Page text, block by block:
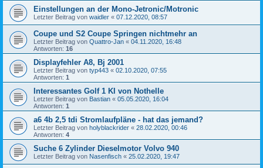
Einstellungen an der Mono-Jetronic/Motronic
Letzter Beitrag von waidler « 07.12.2020, 08:57
Coupe und S2 Coupe Springen nichtmehr an
Letzter Beitrag von Quattro-Jan « 04.11.2020, 16:48
Antworten: 16
Displayfehler A8, Bj 2001
Letzter Beitrag von typ443 « 02.10.2020, 07:55
Antworten: 1
Interessantes Golf 1 KI von Nothelle
Letzter Beitrag von Bastian « 05.05.2020, 16:04
Antworten: 1
a6 4b 2,5 tdi Stromlaufpläne - hat das jemand?
Letzter Beitrag von holyblackrider « 28.02.2020, 00:46
Antworten: 4
Suche 6 Zylinder Dieselmotor Volvo 940
Letzter Beitrag von Nasenfisch « 25.02.2020, 19:47